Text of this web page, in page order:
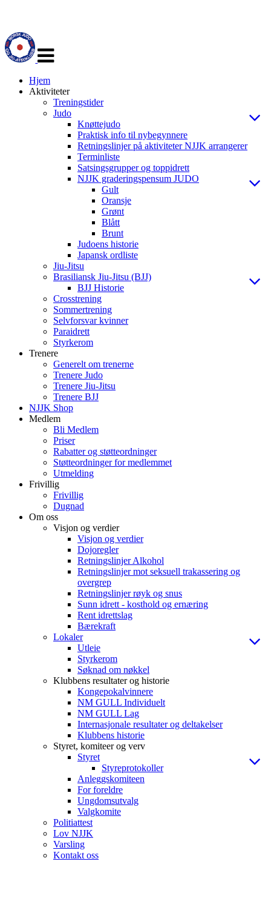
navigasjon
Hjem
Aktiviteter
Treningstider
Judo
Knøttejudo
Praktisk info til nybegynnere
Retningslinjer på aktiviteter NJJK arrangerer
Terminliste
Satsingsgrupper og toppidrett
NJJK graderingspensum JUDO
Gult
Oransje
Grønt
Blått
Brunt
Judoens historie
Japansk ordliste
Jiu-Jitsu
Brasiliansk Jiu-Jitsu (BJJ)
BJJ Historie
Crosstrening
Sommertrening
Selvforsvar kvinner
Paraidrett
Styrkerom
Trenere
Generelt om trenerne
Trenere Judo
Trenere Jiu-Jitsu
Trenere BJJ
NJJK Shop
Medlem
Bli Medlem
Priser
Rabatter og støtteordninger
Støtteordninger for medlemmet
Utmelding
Frivillig
Frivillig
Dugnad
Om oss
Visjon og verdier
Visjon og verdier
Dojoregler
Retningslinjer Alkohol
Retningslinjer mot seksuell trakassering og
overgrep
Retningslinjer røyk og snus
Sunn idrett - kosthold og ernæring
Rent idrettslag
Bærekraft
Lokaler
Utleie
Styrkerom
Søknad om nøkkel
Klubbens resultater og historie
Kongepokalvinnere
NM GULL Individuelt
NM GULL Lag
Internasjonale resultater og deltakelser
Klubbens historie
Styret, komiteer og verv
Styret
Styreprotokoller
Anleggskomiteen
For foreldre
Ungdomsutvalg
Valgkomite
Politiattest
Lov NJJK
Varsling
Kontakt oss